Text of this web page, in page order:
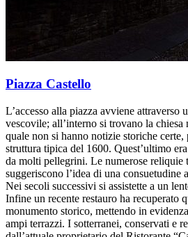
Piazza Castello
L’accesso alla piazza avviene attraverso
vescovile; all’interno si trovano la chiesa
quale non si hanno notizie storiche certe,
struttura tipica del 1600. Quest’ultimo
da molti pellegrini. Le numerose reliquie
suggeriscono l’idea di una consuetudine
Nei secoli successivi si assistette a un
Infine un recente restauro ha recuperato
monumento storico, mettendo in
ampi terrazzi. I sotterranei, conservati e